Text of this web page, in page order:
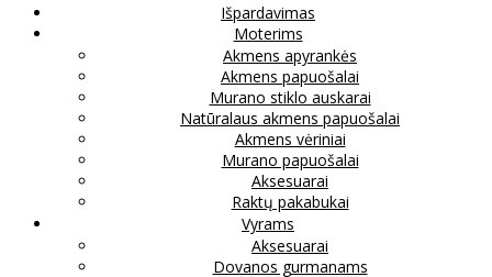
Išpardavimas
Moterims
Akmens apyrankės
Akmens papuošalai
Murano stiklo auskarai
Natūralaus akmens papuošalai
Akmens vėriniai
Murano papuošalai
Aksesuarai
Raktų pakabukai
Vyrams
Aksesuarai
Dovanos gurmanams